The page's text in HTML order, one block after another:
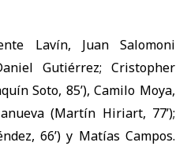
Lavín, Juan Salomoni
Gutiérrez; Cristopher
Soto, 85’), Camilo Moya,
(Martín Hiriart, 77’);
66’) y Matías Campos.